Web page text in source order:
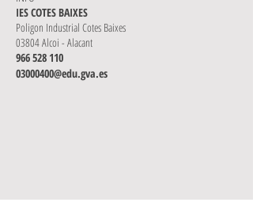
IES COTES BAIXES
Poligon Industrial Cotes Baixes
03804 Alcoi - Alacant
966 528 110
03000400@edu.gva.es